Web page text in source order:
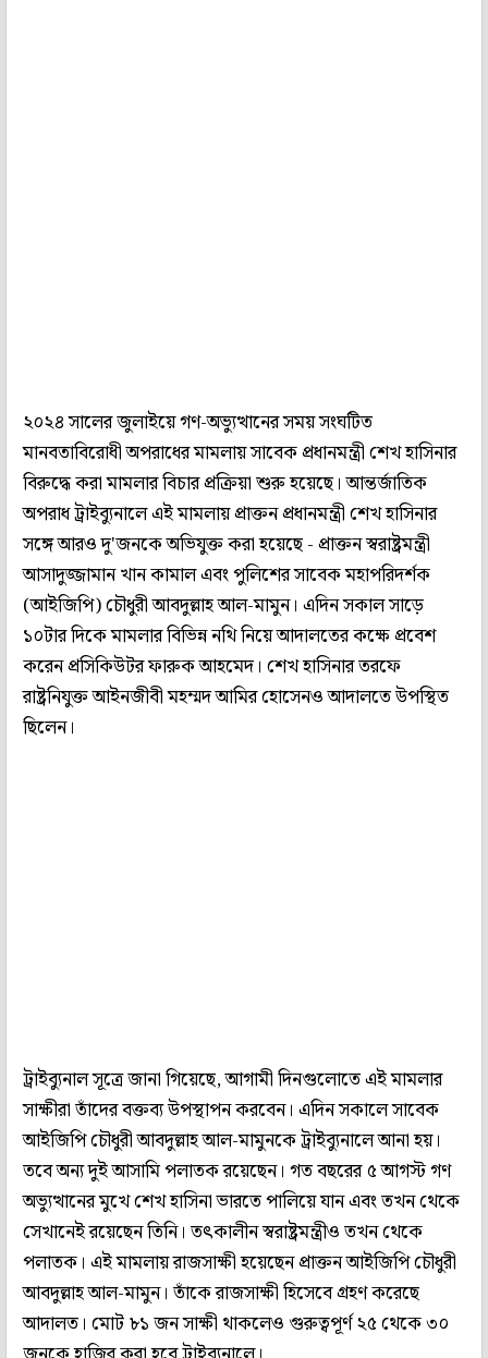
২০২৪ সালের জুলাইয়ে গণ-অভ্যুত্থানের সময় সংঘটিত
মানবতাবিরোধী অপরাধের মামলায় সাবেক প্রধানমন্ত্রী শেখ হাসিনার
বিরুদ্ধে করা মামলার বিচার প্রক্রিয়া শুরু হয়েছে। আন্তর্জাতিক
অপরাধ ট্রাইব্যুনালে এই মামলায় প্রাক্তন প্রধানমন্ত্রী শেখ হাসিনার
সঙ্গে আরও দু'জনকে অভিযুক্ত করা হয়েছে - প্রাক্তন স্বরাষ্ট্রমন্ত্রী
আসাদুজ্জামান খান কামাল এবং পুলিশের সাবেক মহাপরিদর্শক
(আইজিপি) চৌধুরী আবদুল্লাহ আল-মামুন। এদিন সকাল সাড়ে
১০টার দিকে মামলার বিভিন্ন নথি নিয়ে আদালতের কক্ষে প্রবেশ
করেন প্রসিকিউটর ফারুক আহমেদ। শেখ হাসিনার তরফে
রাষ্ট্রনিযুক্ত আইনজীবী মহম্মদ আমির হোসেনও আদালতে উপস্থিত
ছিলেন।
ট্রাইব্যুনাল সূত্রে জানা গিয়েছে, আগামী দিনগুলোতে এই মামলার
সাক্ষীরা তাঁদের বক্তব্য উপস্থাপন করবেন। এদিন সকালে সাবেক
আইজিপি চৌধুরী আবদুল্লাহ আল-মামুনকে ট্রাইব্যুনালে আনা হয়।
তবে অন্য দুই আসামি পলাতক রয়েছেন। গত বছরের ৫ আগস্ট গণ
অভ্যুত্থানের মুখে শেখ হাসিনা ভারতে পালিয়ে যান এবং তখন থেকে
সেখানেই রয়েছেন তিনি। তৎকালীন স্বরাষ্ট্রমন্ত্রীও তখন থেকে
পলাতক। এই মামলায় রাজসাক্ষী হয়েছেন প্রাক্তন আইজিপি চৌধুরী
আবদুল্লাহ আল-মামুন। তাঁকে রাজসাক্ষী হিসেবে গ্রহণ করেছে
আদালত। মোট ৮১ জন সাক্ষী থাকলেও গুরুত্বপূর্ণ ২৫ থেকে ৩০